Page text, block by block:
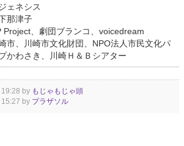
ネシス
津子
、劇団ブランコ、voicedream
川崎市文化財団、NPO法人市民文化パ
かわさき、川崎Ｈ＆Ｂシアター
by もじゃもじゃ頭
by プラザソル